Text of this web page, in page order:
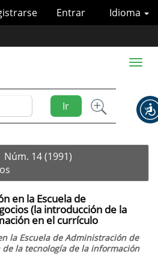
Idioma
Entrar
Ir
Toggle
Núm. 14 (1991)
en la Escuela de
(la introducción de la
en el currículo
la Escuela de Administración de
la tecnología de la información